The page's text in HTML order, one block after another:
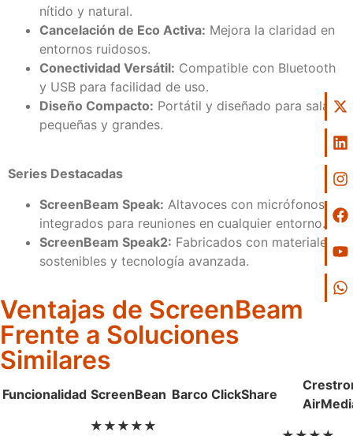
nítido y natural.
Cancelación de Eco Activa: Mejora la claridad en
entornos ruidosos.
Conectividad Versátil: Compatible con Bluetooth
y USB para facilidad de uso.
Diseño Compacto: Portátil y diseñado para salas
pequeñas y grandes.
Series Destacadas
ScreenBeam Speak: Altavoces con micrófonos
integrados para reuniones en cualquier entorno.
ScreenBeam Speak2: Fabricados con materiales
sostenibles y tecnología avanzada.
Ventajas de ScreenBeam
Frente a Soluciones
Similares
Funcionalidad ScreenBean Barco ClickShare
★★★★★